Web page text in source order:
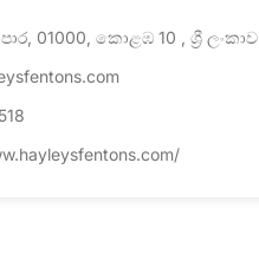
01000, කොළඹ 10 , ශ්‍රී ලංකාව